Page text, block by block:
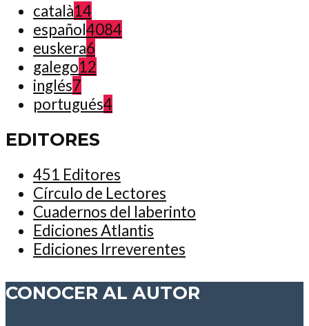
català14
español4084
euskera6
galego12
inglés7
portugués4
EDITORES
451 Editores
Círculo de Lectores
Cuadernos del laberinto
Ediciones Atlantis
Ediciones Irreverentes
CONOCER AL AUTOR